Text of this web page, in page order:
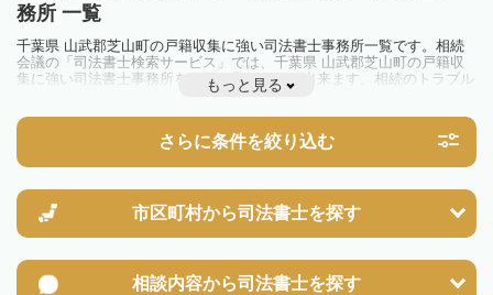
務所 一覧
千葉県 山武郡芝山町の戸籍収集に強い司法書士事務所一覧です。相続
会議の「司法書士検索サービス」では、千葉県 山武郡芝山町の戸籍収
集に強い司法書士事務所を一覧で見ることが出来ます。相続のトラブル
やお悩みを抱えている方は一度近隣の司法書士に相談してみましょう。
もっと見る
さらに条件を絞り込む
市区町村から司法書士を探す
相談内容から司法書士を探す